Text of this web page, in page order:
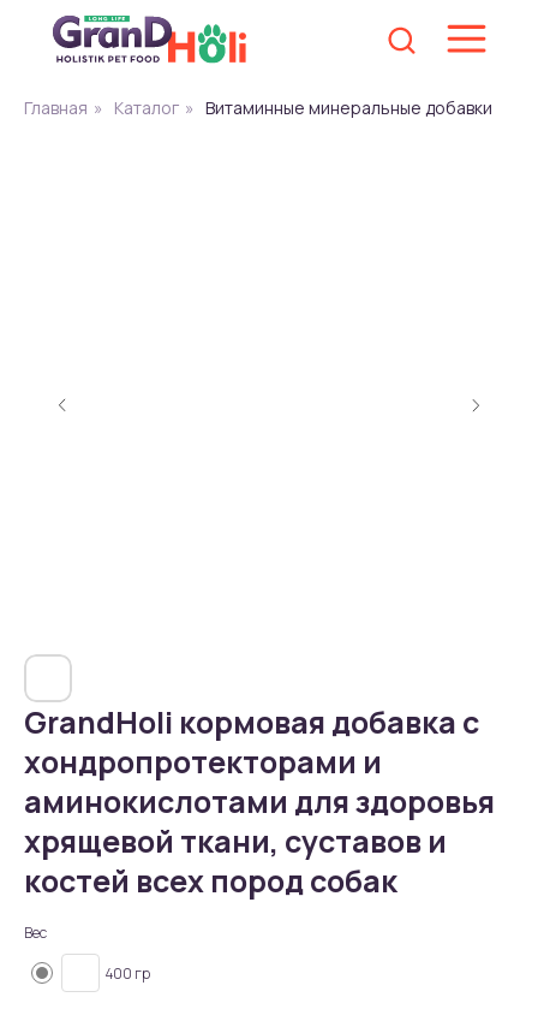
Главная » Каталог » Витаминные минеральные добавки
GrandHoli кормовая добавка с
хондропротекторами и
аминокислотами для здоровья
хрящевой ткани, суставов и
костей всех пород собак
Вес
400 гр